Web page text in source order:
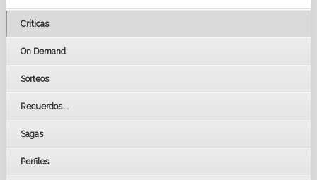
Críticas
On Demand
Sorteos
Recuerdos...
Sagas
Perfiles